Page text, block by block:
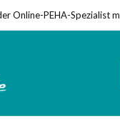
Online-PEHA-Spezialist